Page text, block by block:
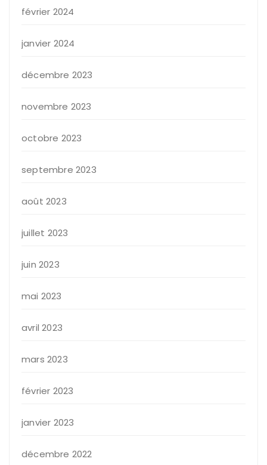
février 2024
janvier 2024
décembre 2023
novembre 2023
octobre 2023
septembre 2023
août 2023
juillet 2023
juin 2023
mai 2023
avril 2023
mars 2023
février 2023
janvier 2023
décembre 2022